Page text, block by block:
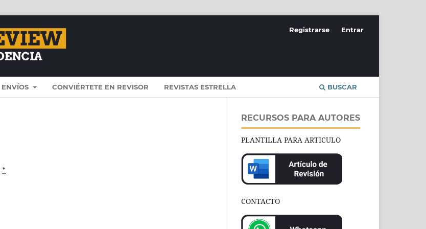
ENVÍOS CONVIÉRTETE EN REVISOR REVISTAS ESTRELLA BUSCAR
Registrarse Entrar
*
RECURSOS PARA AUTORES
PLANTILLA PARA ARTICULO
CONTACTO